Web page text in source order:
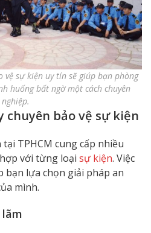
vệ sự kiện uy tín sẽ giúp bạn phòng
huống bất ngờ một cách chuyên
nghiệp.
chuyên bảo vệ sự kiện
TPHCM cung cấp nhiều
với từng loại sự kiện. Việc
bạn lựa chọn giải pháp an
mình.
lãm